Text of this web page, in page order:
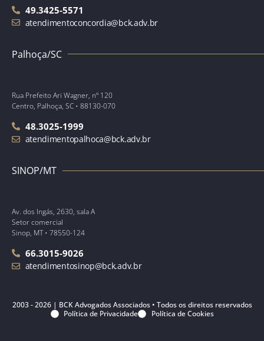
49.3425-5571
atendimentoconcordia@bck.adv.br
Palhoça/SC
Rua Prefeito Ari Wagner, nº 120
Centro, Palhoça, SC • 88130-070
48.3025-1999
atendimentopalhoca@bck.adv.br
SINOP/MT
Av. dos Ingás, 2630, sala A
Setor comercial
Sinop, MT • 78550-124
66.3015-9026
atendimentosinop@bck.adv.br
2003 - 2026 | BCK Advogados Associados • Todos os direitos reservados
Política de Privacidade
Política de Cookies